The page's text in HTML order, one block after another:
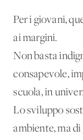
Per i giovani,
ai margini.
Non basta
consapevole,
scuola, in
Lo sviluppo
ambiente, ma